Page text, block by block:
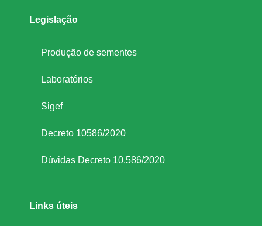
Legislação
Produção de sementes
Laboratórios
Sigef
Decreto 10586/2020
Dúvidas Decreto 10.586/2020
Links úteis